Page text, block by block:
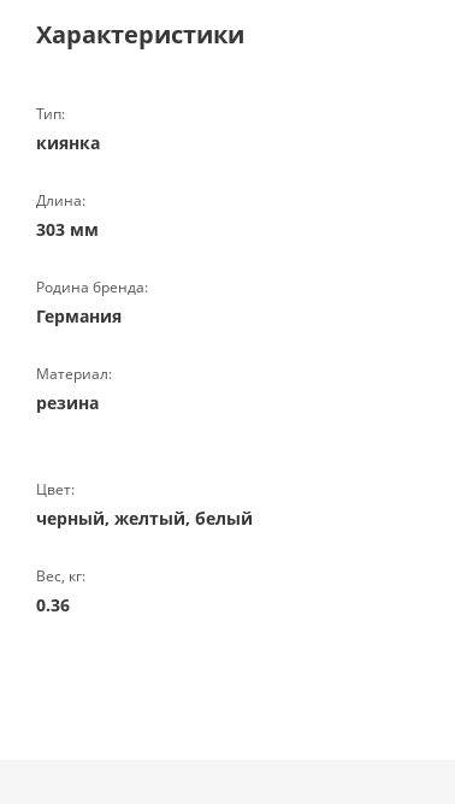
Характеристики
Тип:
киянка
Длина:
303 мм
Родина бренда:
Германия
Материал:
резина
Цвет:
черный, желтый, белый
Вес, кг:
0.36